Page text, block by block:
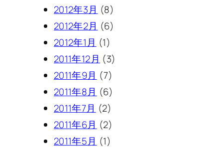
2012年3月 (8)
2012年2月 (6)
2012年1月 (1)
2011年12月 (3)
2011年9月 (7)
2011年8月 (6)
2011年7月 (2)
2011年6月 (2)
2011年5月 (1)